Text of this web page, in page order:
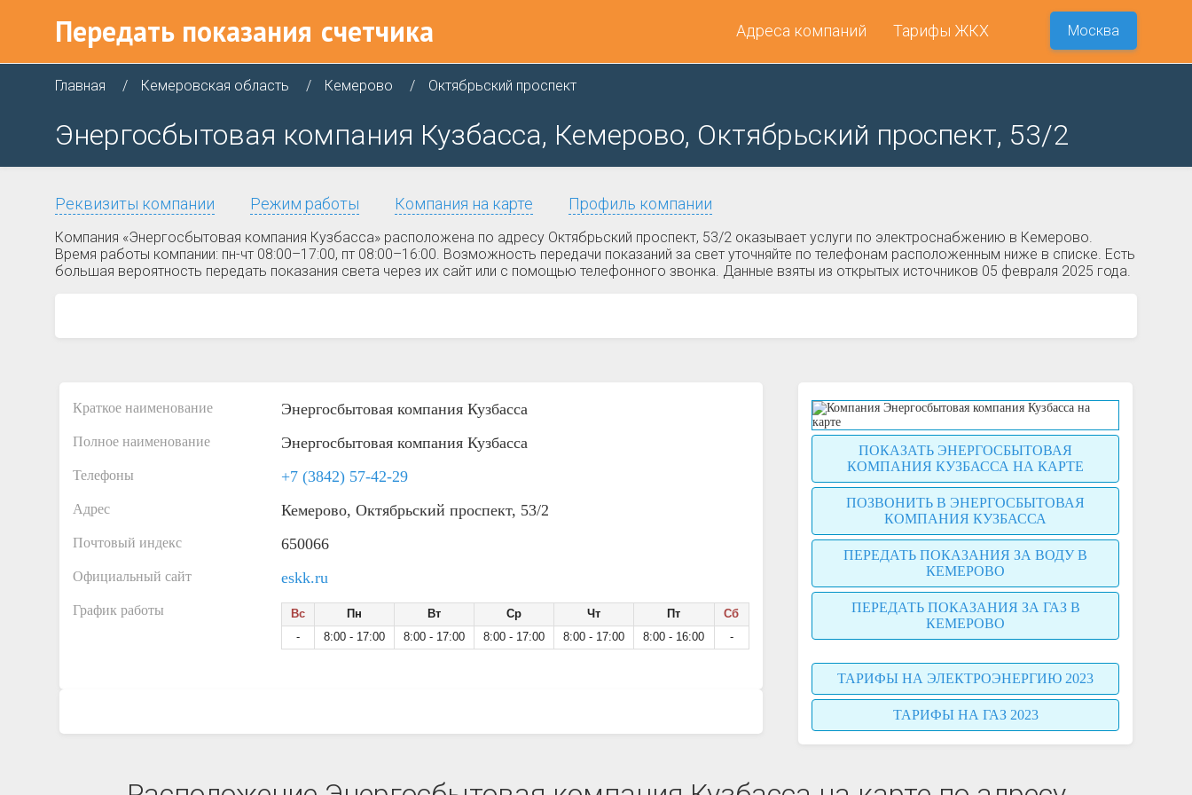
Передать показания счетчика Адреса компаний Тарифы ЖКХ Москва
Главная Кемеровская область Кемерово Октябрьский проспект
Энергосбытовая компания Кузбасса, Кемерово, Октябрьский проспект, 53/2
Реквизиты компании Режим работы Компания на карте Профиль компании
Компания «Энергосбытовая компания Кузбасса» расположена по адресу Октябрьский проспект, 53/2 оказывает услуги по электроснабжению в Кемерово.
Время работы компании: пн-чт 08:00–17:00, пт 08:00–16:00. Возможность передачи показаний за свет уточняйте по телефонам расположенным ниже в списке. Есть
большая вероятность передать показания света через их сайт или с помощью телефонного звонка. Данные взяты из открытых источников 05 февраля 2025 года.
Краткое наименование Энергосбытовая компания Кузбасса
Полное наименование Энергосбытовая компания Кузбасса
Телефоны +7 (3842) 57-42-29
Адрес Кемерово, Октябрьский проспект, 53/2
Почтовый индекс 650066
Официальный сайт eskk.ru
График работы Вс Пн Вт Ср Чт Пт
Сб
-
8:00 - 17:00 8:00 - 17:00 8:00 - 17:00 8:00 - 17:00 8:00 - 16:00 -
ПОКАЗАТЬ ЭНЕРГОСБЫТОВАЯ
КОМПАНИЯ КУЗБАССА НА КАРТЕ
ПОЗВОНИТЬ В ЭНЕРГОСБЫТОВАЯ
КОМПАНИЯ КУЗБАССА
ПЕРЕДАТЬ ПОКАЗАНИЯ ЗА ВОДУ В
КЕМЕРОВО
ПЕРЕДАТЬ ПОКАЗАНИЯ ЗА ГАЗ В
КЕМЕРОВО
ТАРИФЫ НА ЭЛЕКТРОЭНЕРГИЮ 2023
ТАРИФЫ НА ГАЗ 2023